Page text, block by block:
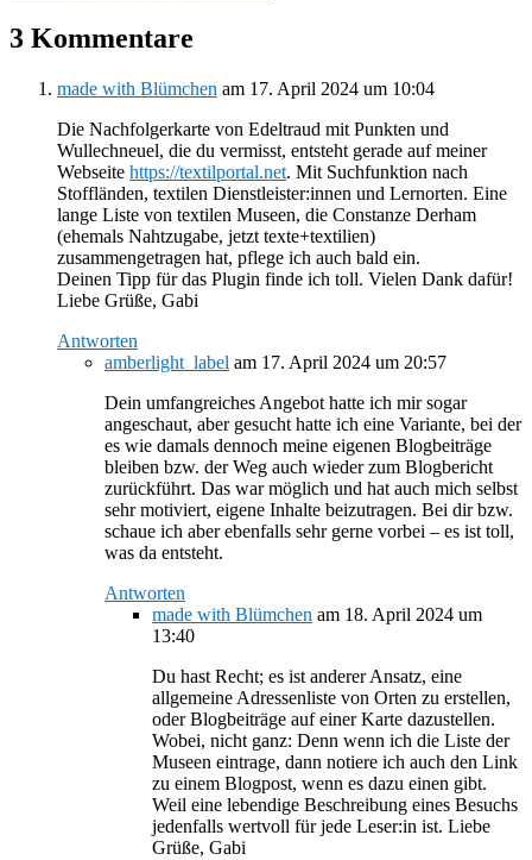
3 Kommentare
made with Blümchen am 17. April 2024 um 10:04
Die Nachfolgerkarte von Edeltraud mit Punkten und
Wullechneuel, die du vermisst, entsteht gerade auf meiner
Webseite https://textilportal.net. Mit Suchfunktion nach
Stoffländen, textilen Dienstleister:innen und Lernorten. Eine
lange Liste von textilen Museen, die Constanze Derham
(ehemals Nahtzugabe, jetzt texte+textilien)
zusammengetragen hat, pflege ich auch bald ein.
Deinen Tipp für das Plugin finde ich toll. Vielen Dank dafür!
Liebe Grüße, Gabi
Antworten
amberlight_label am 17. April 2024 um 20:57
Dein umfangreiches Angebot hatte ich mir sogar
angeschaut, aber gesucht hatte ich eine Variante, bei der
es wie damals dennoch meine eigenen Blogbeiträge
bleiben bzw. der Weg auch wieder zum Blogbericht
zurückführt. Das war möglich und hat auch mich selbst
sehr motiviert, eigene Inhalte beizutragen. Bei dir bzw.
schaue ich aber ebenfalls sehr gerne vorbei – es ist toll,
was da entsteht.
Antworten
made with Blümchen am 18. April 2024 um
13:40
Du hast Recht; es ist anderer Ansatz, eine
allgemeine Adressenliste von Orten zu erstellen,
oder Blogbeiträge auf einer Karte dazustellen.
Wobei, nicht ganz: Denn wenn ich die Liste der
Museen eintrage, dann notiere ich auch den Link
zu einem Blogpost, wenn es dazu einen gibt.
Weil eine lebendige Beschreibung eines Besuchs
jedenfalls wertvoll für jede Leser:in ist. Liebe
Grüße, Gabi